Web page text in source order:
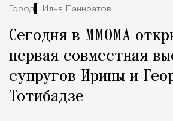
Город Илья Панкратов
Сегодня в MMOMA
первая совместная
супругов Ирины и
Тотибадзе